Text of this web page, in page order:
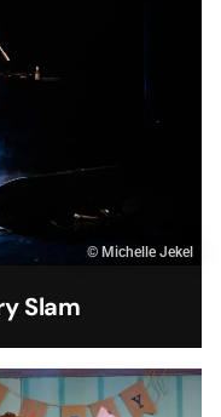
© Michelle Jekel
Slam